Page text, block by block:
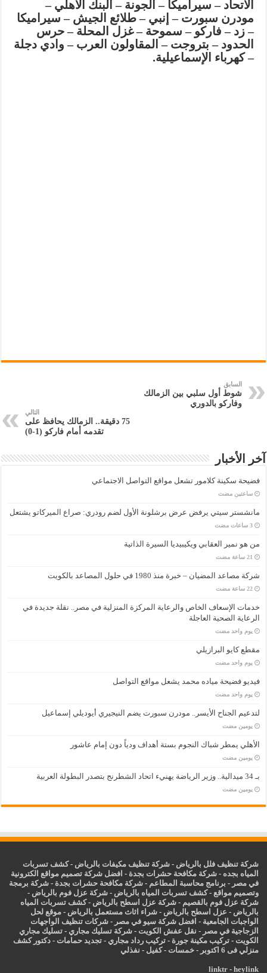
الاتحاد – سيراميكا – الجونة – البنك الأهلي –
مودرن سبورت – إنبي – طلائع الجيش – سيراميكا
– زد – فاركو – سموحة – غزل المحلة – حرس
الحدود – بتروجت – المقاولون العرب – وادي دجلة
– كهرباء الإسماعيلية.
السابق
شوط أول سلبي بين الزمالك
وفاركو بالدوري
التالي
75 دقيقة.. الزمالك يحافظ على
تقدمه أمام فاركو (1-0)
آخر الأخبار
فضيحة سكينة كلامور تشعل مواقع التواصل الاجتماعي
‏ساعتين مضت
مانشستر سيتي يرفض عرض برشلونة الأول لضم رودري: صراع الميركاتو يشتعل
‏3 ساعات مضت
من هو نمير العقابي ويكيبيديا السيرة الذاتية
شركة مصاعد المضيان – خبرة منذ 1980 في حلول المصاعد بالكويت
‏22 ساعة مضت
خدمات الإسعاف الخاص والرعاية المركزة المنزلية في مصر.. نقلة جديدة في
الرعاية الصحية العاجلة
‏يوم واحد مضت
مقطع كايو البرازيلي
‏يوم واحد مضت
فيديو فضيحة مياده محمد يشعل مواقع التواصل
‏يوم واحد مضت
لتدعيم الجناح الأيسر.. مودرن سبورت يضم النيجيري أيوديلي إسماعيل
‏يومين مضت
الأهلي يمطر شباك النجوم بستة أهداف ودياً دون إمام عاشور
‏يومين مضت
بـ 34 ميدالية.. وزير الرياضة يهنيء اتحاد الشطرنج بتصدر البطولة العربية
‏يومين مضت
شركة تنظيف فلل بالرياض -شركة تنظيف مكيفات بالرياض -كشف تسربات
المياه بجده -شركة مكافحة حشرات بجدة - افضل شركة تصميم مواقع الكترونية
في مصر - برنامج محاسبة المطاعم -شركة مكافحة حشرات بجدة -شركة برمجة
وتصميم مواقع -كشف تسربات المياه بالرياض -شركة عزل فوم بالرياض -
شركة عزل فوم بالقصيم -شركة عزل اسطح بالرياض -كشف تسربات المياه
بالرياض - عزل اسطح بالرياض -شراء اثاث مستعمل بالرياض - موقع لحل
الواجبات الجامعية - افضل شركة سيو في مصر -شركات تنظيف الواجهات
الزجاجية في مصر - نقل عفش الكويت -شركة تسليك مجاري -تسليك مجاري
الكويت -تركيب مكينة جورة -تركيب رداد مجاري -تجديد حمامات -دكتور كشف
منزلي فى 6 اكتوبر
-خمسات -كفيل - نفذلي
linktr- heylink